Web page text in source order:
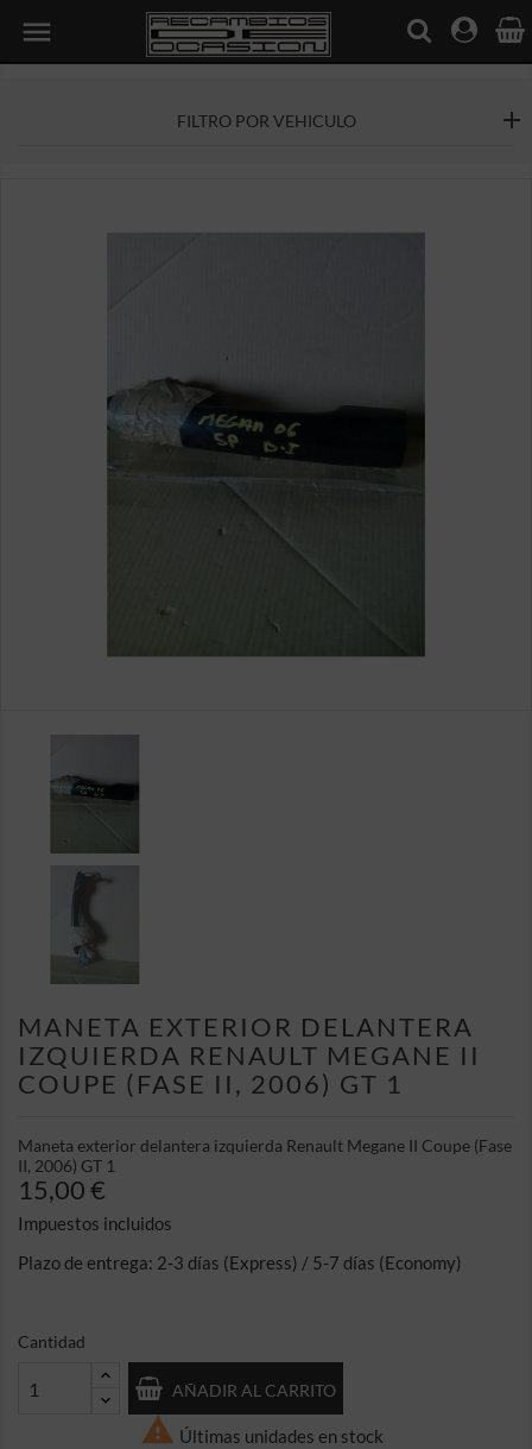

FILTRO POR VEHICULO
MANETA EXTERIOR DELANTERA
IZQUIERDA RENAULT MEGANE II
COUPE (FASE II, 2006) GT 1
Maneta exterior delantera izquierda Renault Megane II Coupe (Fase
II, 2006) GT 1
15,00 €
Impuestos incluidos
Plazo de entrega: 2-3 días (Express) / 5-7 días (Economy)
Cantidad
AÑADIR AL CARRITO
 Últimas unidades en stock